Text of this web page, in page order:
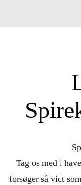
Tag os med i
forsøger så vidt